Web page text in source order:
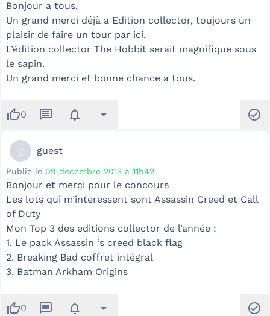
Bonjour a tous,
Un grand merci déjà a Edition collector, toujours un
plaisir de faire un tour par ici.
L’édition collector The Hobbit serait magnifique sous
le sapin.
Un grand merci et bonne chance a tous.
thumb_up0 message notifications arrow_drop_down check_circle
guest
Publié le 09 décembre 2013 à 11h42
Bonjour et merci pour le concours
Les lots qui m’interessent sont Assassin Creed et Call
of Duty
Mon Top 3 des editions collector de l’année :
1. Le pack Assassin ‘s creed black flag
2. Breaking Bad coffret intégral
3. Batman Arkham Origins
thumb_up0 message notifications arrow_drop_down check_circle